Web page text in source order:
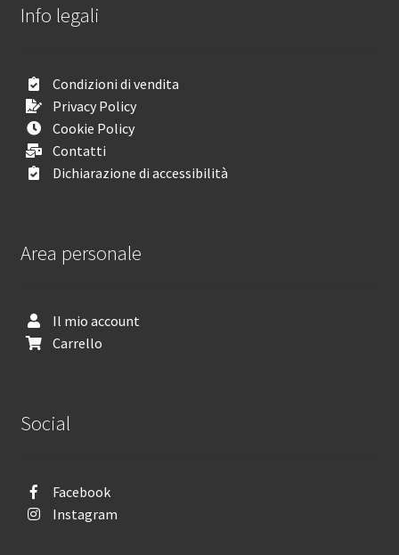
Info legali
Condizioni di vendita
Privacy Policy
Cookie Policy
Contatti
Dichiarazione di accessibilità
Area personale
Il mio account
Carrello
Social
Facebook
Instagram